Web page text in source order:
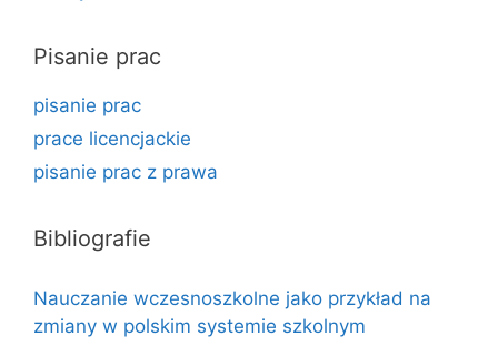
Pisanie prac
pisanie prac
prace licencjackie
pisanie prac z prawa
Bibliografie
Nauczanie wczesnoszkolne jako przykład na
zmiany w polskim systemie szkolnym